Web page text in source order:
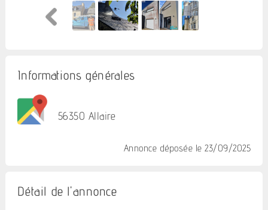
Informations générales
56350 Allaire
Annonce déposée le 23/09/2025
Détail de l'annonce